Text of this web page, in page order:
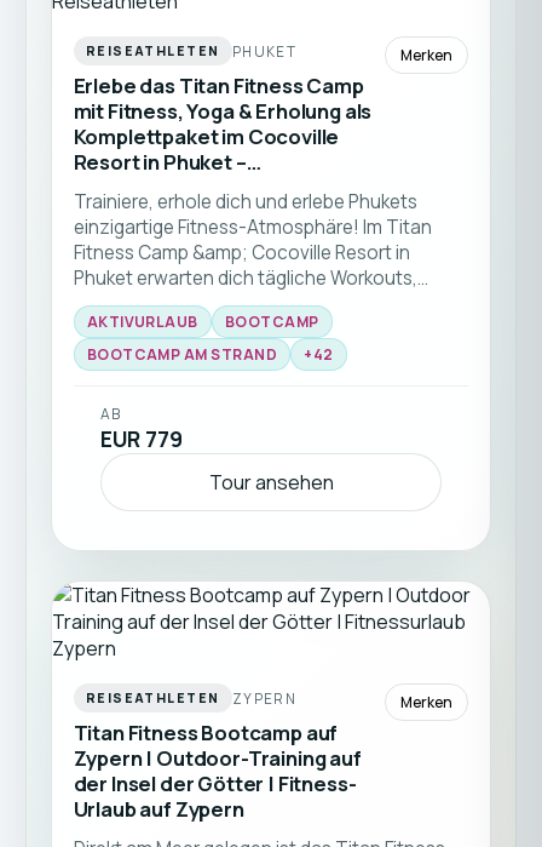
REISEATHLETEN PHUKET
Erlebe das Titan Fitness Camp
mit Fitness, Yoga & Erholung als
Komplettpaket im Cocoville
Resort in Phuket –
Fitnessurlaub in Thailand
Merken
Trainiere, erhole dich und erlebe Phukets
einzigartige Fitness-Atmosphäre! Im Titan
Fitness Camp &amp; Cocoville Resort in
Phuket erwarten dich tägliche Workouts,
Yoga, Strandtraining, Personal Training und
gesunde, auf deine Bedürfnisse abgestimmte
Verpflegung – ideal für alle Fitnesslevels und
Lebensstil. Diese Fitnessreise nach Phuket ist
ideal für Solo-Reisende aller Fitnesslevels.
AKTIVURLAUB
BOOTCAMP
BOOTCAMP AM STRAND
+42
AB
EUR 779
Tour ansehen
REISEATHLETEN ZYPERN
Titan Fitness Bootcamp auf
Zypern | Outdoor-Training auf
der Insel der Götter | Fitness-
Urlaub auf Zypern
Merken